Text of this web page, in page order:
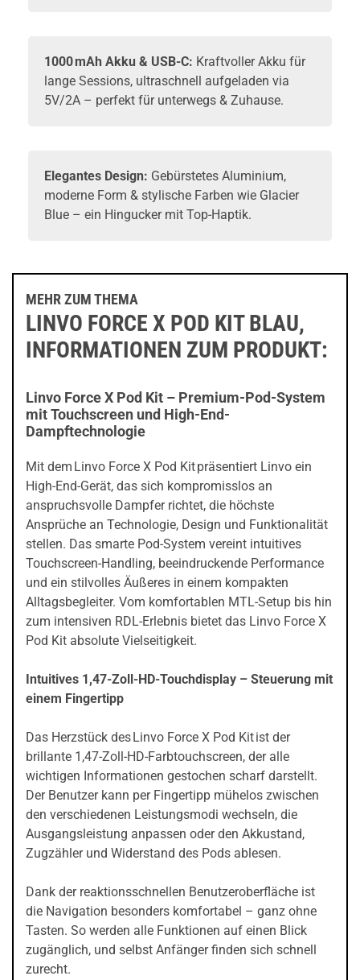
1000 mAh Akku & USB-C: Kraftvoller Akku für
lange Sessions, ultraschnell aufgeladen via
5V/2A – perfekt für unterwegs & Zuhause.
Elegantes Design: Gebürstetes Aluminium,
moderne Form & stylische Farben wie Glacier
Blue – ein Hingucker mit Top-Haptik.
MEHR ZUM THEMA
LINVO FORCE X POD KIT BLAU,
INFORMATIONEN ZUM PRODUKT:
Linvo Force X Pod Kit – Premium-Pod-System
mit Touchscreen und High-End-
Dampftechnologie
Mit dem Linvo Force X Pod Kit präsentiert Linvo ein
High-End-Gerät, das sich kompromisslos an
anspruchsvolle Dampfer richtet, die höchste
Ansprüche an Technologie, Design und Funktionalität
stellen. Das smarte Pod-System vereint intuitives
Touchscreen-Handling, beeindruckende Performance
und ein stilvolles Äußeres in einem kompakten
Alltagsbegleiter. Vom komfortablen MTL-Setup bis hin
zum intensiven RDL-Erlebnis bietet das Linvo Force X
Pod Kit absolute Vielseitigkeit.
Intuitives 1,47-Zoll-HD-Touchdisplay – Steuerung mit
einem Fingertipp
Das Herzstück des Linvo Force X Pod Kit ist der
brillante 1,47-Zoll-HD-Farbtouchscreen, der alle
wichtigen Informationen gestochen scharf darstellt.
Der Benutzer kann per Fingertipp mühelos zwischen
den verschiedenen Leistungsmodi wechseln, die
Ausgangsleistung anpassen oder den Akkustand,
Zugzähler und Widerstand des Pods ablesen.
Dank der reaktionsschnellen Benutzeroberfläche ist
die Navigation besonders komfortabel – ganz ohne
Tasten. So werden alle Funktionen auf einen Blick
zugänglich, und selbst Anfänger finden sich schnell
zurecht.